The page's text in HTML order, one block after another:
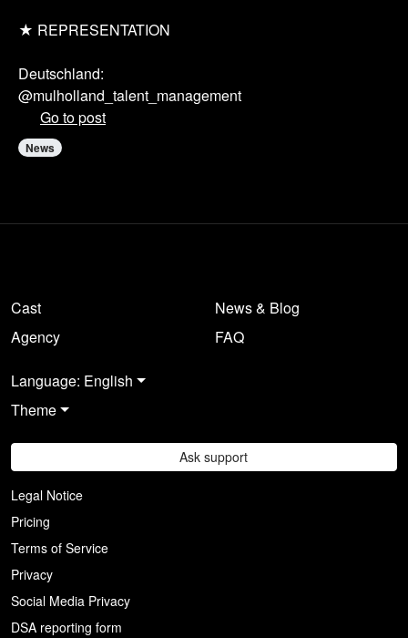
★ REPRESENTATION
Deutschland:
@mulholland_talent_management
Go to post
News
Cast
Agency
News & Blog
FAQ
Language: English
Theme
Ask support
Legal Notice
Pricing
Terms of Service
Privacy
Social Media Privacy
DSA reporting form